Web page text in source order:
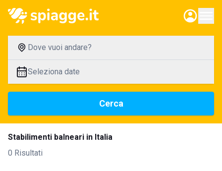
Dove vuoi andare?
Seleziona date
Cerca
Stabilimenti balneari in Italia
0 Risultati